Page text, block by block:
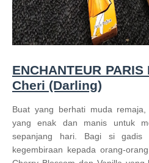
ENCHANTEUR
Cheri (Darling)
Buat yang berhati muda
yang enak dan manis untuk
sepanjang hari. Bagi si gadis
kegembiraan kepada orang-